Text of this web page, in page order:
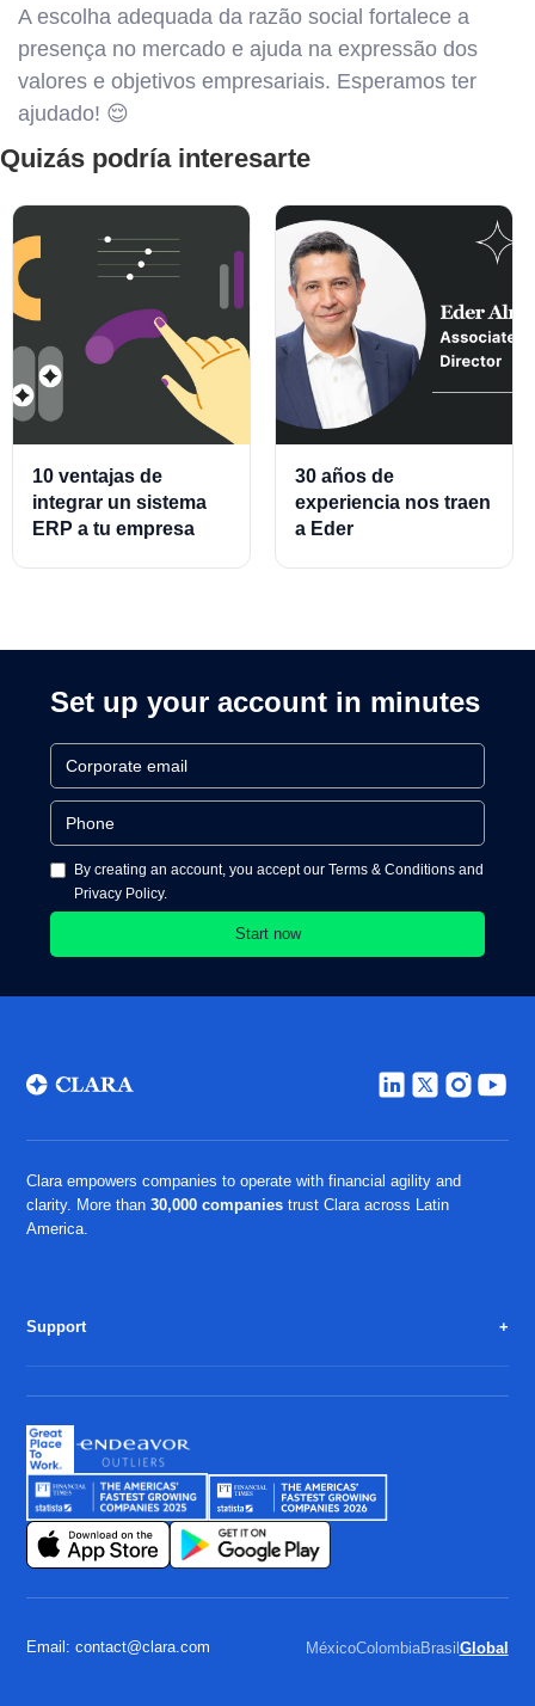
A escolha adequada da razão social fortalece a
presença no mercado e ajuda na expressão dos
valores e objetivos empresariais. Esperamos ter
ajudado! 😌
Quizás podría interesarte
10 ventajas de
integrar un sistema
ERP a tu empresa
30 años de
experiencia nos traen
a Eder
Set up your account in minutes
By creating an account, you accept our Terms & Conditions and
Privacy Policy.
Clara empowers companies to operate with financial agility and
clarity. More than30,000 companiestrust Clara across Latin
America.
Support
Email: contact@clara.com MéxicoColombiaBrasil Global